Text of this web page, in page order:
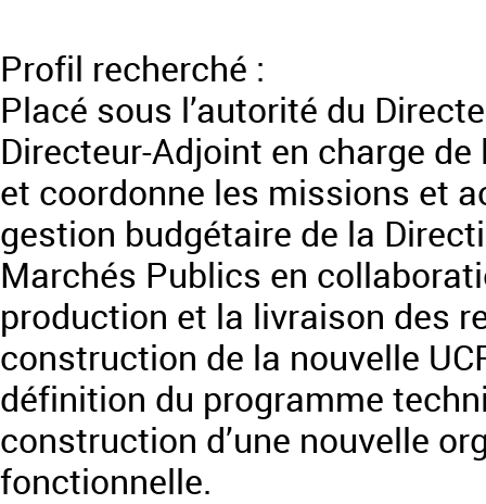
Profil recherché :
Placé sous l’autorité du
Directeur-Adjoint en charge
et coordonne les missions et
gestion budgétaire de la
Marchés Publics en
production et la livraison des
construction de la nouvelle
définition du programme
construction d’une nouvelle
fonctionnelle.